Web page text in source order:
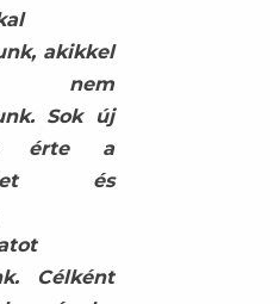
akikkel
nem
Sok új
érte a
és
Célként